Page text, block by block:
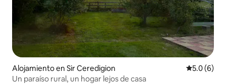
Alojamiento en Sir Ceredigion
5.0 (6)
Un paraíso rural, un hogar lejos de casa